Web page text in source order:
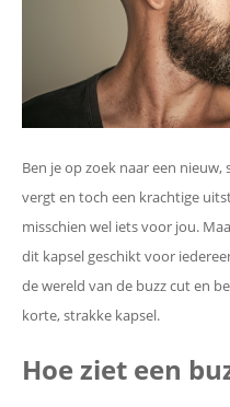
Ben je op zoek naar een
vergt en toch een krachtige
misschien wel iets voor jou.
dit kapsel geschikt voor
de wereld van de buzz cut en
korte, strakke kapsel.
Hoe ziet een